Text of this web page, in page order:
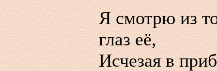
Я смотрю из
глаз её,
Исчезая в